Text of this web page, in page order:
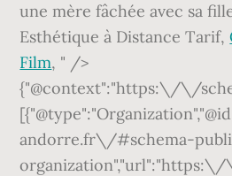
une mère fâchée avec sa
Esthétique à Distance Tarif,
Film, " />
{"@context":"https:\/\/
andorre.fr\/#schema-